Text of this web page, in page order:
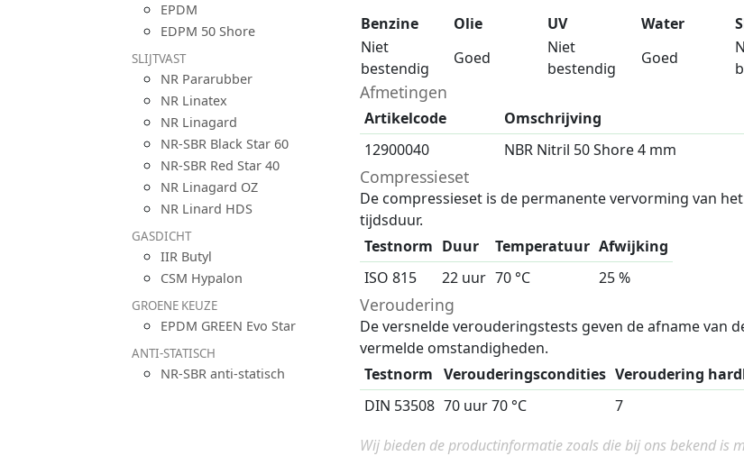
EPDM
EDPM 50 Shore
SLIJTVAST
NR Pararubber
NR Linatex
NR Linagard
NR-SBR Black Star 60
NR-SBR Red Star 40
NR Linagard OZ
NR Linard HDS
GASDICHT
IIR Butyl
CSM Hypalon
GROENE KEUZE
EPDM GREEN Evo Star
ANTI-STATISCH
NR-SBR anti-statisch
Benzine
Olie UV Water
Niet
bestendig
Goed
Niet
bestendig
Goed
Afmetingen
Artikelcode Omschrijving
12900040
NBR Nitril 50 Shore 4 mm
Compressieset
De compressieset is de permanente vervorming van
tijdsduur.
Testnorm Duur Temperatuur Afwijking
ISO 815
22 uur 70 °C 25 %
Veroudering
De versnelde verouderingstests geven de afname van
vermelde omstandigheden.
Testnorm Verouderingscondities Veroudering
DIN 53508 70 uur 70 °C 7
Wij bieden de productinformatie zoals die bij ons bekend is